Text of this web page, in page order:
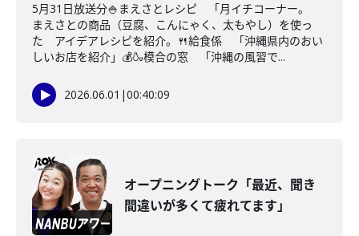
5月31日放送分🍚まえさとレシピ 「月イチコーナー。
まえさとの商品（豆腐、こんにゃく、太もやし）を使っ
た アイデアレシピを紹介。🍴給食係 「沖縄県内のおい
しいお店を紹介」💰🍶模合の窓 「沖縄の風習で...
2026.06.01 |00:40:09
オープニングトーク「最近、聞き
間違いが多くて疲れてます」